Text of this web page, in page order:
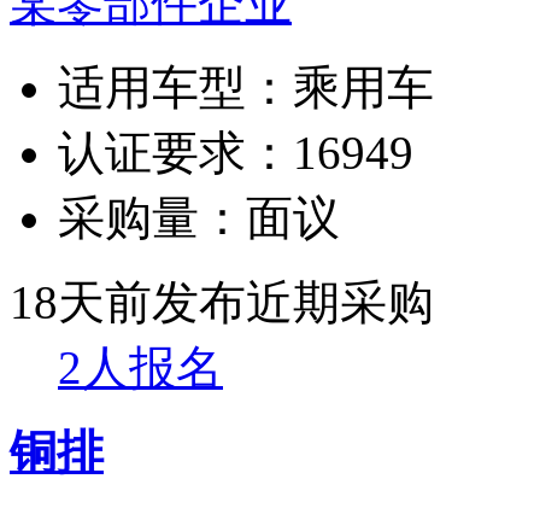
适用车型： 乘用车
认证要求： 16949
采购量： 面议
18天前发布近期采购
2人报名
铜排